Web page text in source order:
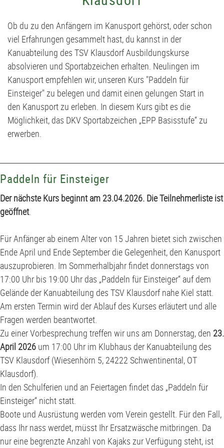
Ob du zu den Anfängern im Kanusport gehörst, oder schon
viel Erfahrungen gesammelt hast, du kannst in der
Kanuabteilung des TSV Klausdorf Ausbildungskurse
absolvieren und Sportabzeichen erhalten. Neulingen im
Kanusport empfehlen wir, unseren Kurs "Paddeln für
Einsteiger" zu belegen und damit einen gelungen Start in
den Kanusport zu erleben. In diesem Kurs gibt es die
Möglichkeit, das DKV Sportabzeichen „EPP Basisstufe“ zu
erwerben.
Paddeln für Einsteiger
Der nächste Kurs beginnt am 23.04.2026. Die Teilnehmerliste ist
geöffnet.
Für Anfänger ab einem Alter von 15 Jahren bietet sich zwischen
Ende April und Ende September die Gelegenheit, den Kanusport
auszuprobieren. Im Sommerhalbjahr findet donnerstags von
17:00 Uhr bis 19:00 Uhr das „Paddeln für Einsteiger“ auf dem
Gelände der Kanuabteilung des TSV Klausdorf nahe Kiel statt.
Am ersten Termin wird der Ablauf des Kurses erläutert und alle
Fragen werden beantwortet.
Zu einer Vorbesprechung treffen wir uns am Donnerstag, den 23.
April 2026 um 17:00 Uhr im Klubhaus der Kanuabteilung des
TSV Klausdorf (Wiesenhörn 5, 24222 Schwentinental, OT
Klausdorf).
In den Schulferien und an Feiertagen findet das „Paddeln für
Einsteiger“ nicht statt.
Boote und Ausrüstung werden vom Verein gestellt. Für den Fall,
dass Ihr nass werdet, müsst Ihr Ersatzwäsche mitbringen. Da
nur eine begrenzte Anzahl von Kajaks zur Verfügung steht, ist
Förderverein
Fussball Bericht Archiv
D2-Jugend - TSV Klausdorf II U12
D3-Jugend - SG Schwentine
E1-Jugend - TSV Klausdorf U11
E2-Jugend - TSV Klausdorf II U10
E3-Jugend - TSV Klausdorf III U10
F2-Jugend - TSV Klausdorf U8
G-Jugend - TSV Klausdorf U7